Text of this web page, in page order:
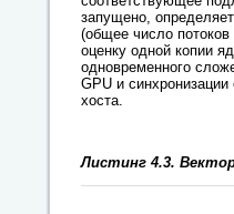
запущено,
(общее число потоков
оценку одной копии
одновременного
GPU и
хоста.
Листинг 4.3.